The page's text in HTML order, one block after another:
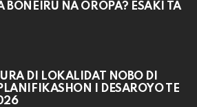
BONEIRU NA OROPA? ESAKI TA
DI LOKALIDAT NOBO DI
I DESAROYO TE